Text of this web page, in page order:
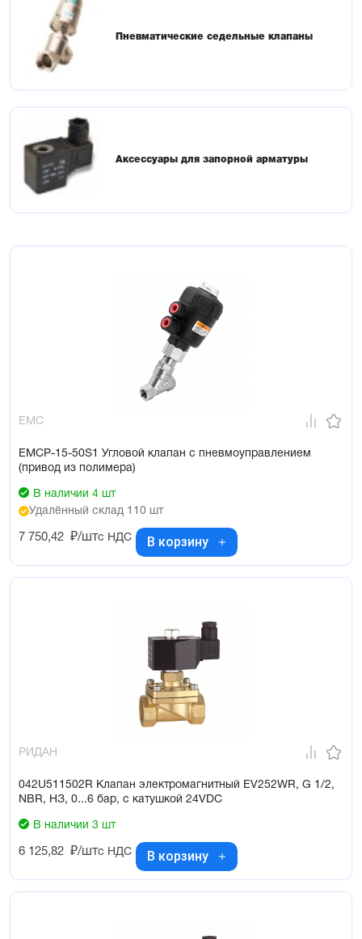
Пневматические седельные клапаны
Аксессуары для запорной арматуры
EMC
EMCP-15-50S1 Угловой клапан с пневмоуправлением
(привод из полимера)
В наличии 4 шт
Удалённый склад 110 шт
7 750,42 ₽/штс НДС В корзину
РИДАН
042U511502R Клапан электромагнитный EV252WR, G 1/2,
NBR, НЗ, 0...6 бар, с катушкой 24VDC
В наличии 3 шт
6 125,82 ₽/штс НДС В корзину